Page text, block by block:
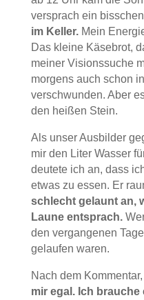
versprach ein
im Keller.Mein
Das kleine Käsebrot,
meiner Visionssuche
morgens auch schon
verschwunden. Aber
den heißen Stein.
Als unser Ausbilder
mir den Liter Wasser
deutete ich an, dass
etwas zu essen. Er
schlecht gelaunt an,
Laune entsprach.
den vergangenen
gelaufen waren.
Nach dem
mir egal. Ich brauche